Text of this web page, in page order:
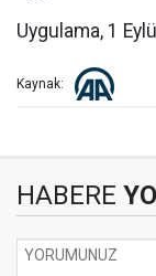
Uygulama, 1
Kaynak:
HABERE